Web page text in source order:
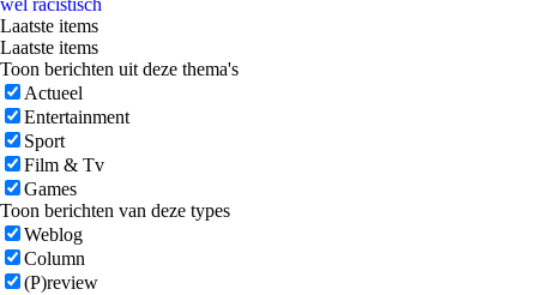
wèl racistisch
Laatste items
Laatste items
Toon berichten uit deze thema's
Actueel
Entertainment
Sport
Film & Tv
Games
Toon berichten van deze types
Weblog
Column
(P)review